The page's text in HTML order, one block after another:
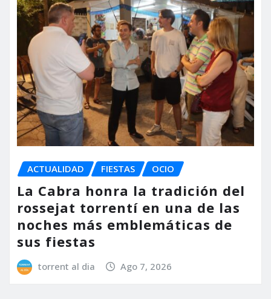
ACTUALIDAD FIESTAS OCIO
La Cabra honra la tradición del
rossejat torrentí en una de las
noches más emblemáticas de
sus fiestas
torrent al dia Ago 7, 2026